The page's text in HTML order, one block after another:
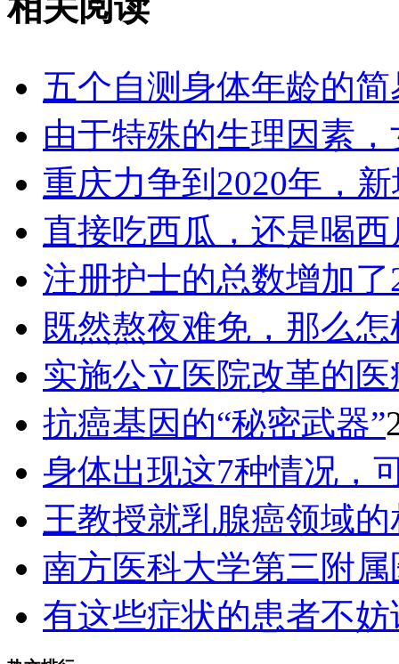
五个自测身体年龄的简
由于特殊的生理因素，
重庆力争到2020年，
直接吃西瓜，还是喝西
注册护士的总数增加了
既然熬夜难免，那么怎
实施公立医院改革的医
抗癌基因的“秘密武器”
身体出现这7种情况，
王教授就乳腺癌领域的
南方医科大学第三附属
有这些症状的患者不妨